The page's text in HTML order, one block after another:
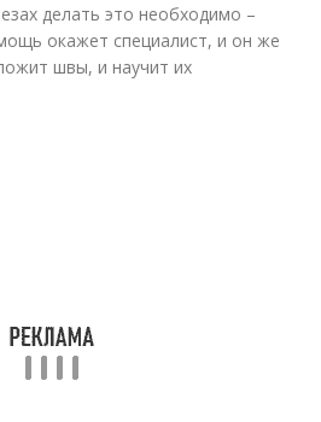
делать это необходимо –
окажет специалист, и он же
швы, и научит их